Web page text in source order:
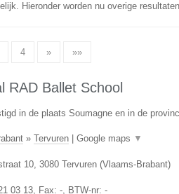
Hieronder worden nu overige
4 » »»
RAD Ballet School
in de plaats Soumagne en in de
» Tervuren| Google maps ▼
10, 3080 Tervuren(Vlaams-Brabant)
03 13, Fax: -, BTW-nr: -